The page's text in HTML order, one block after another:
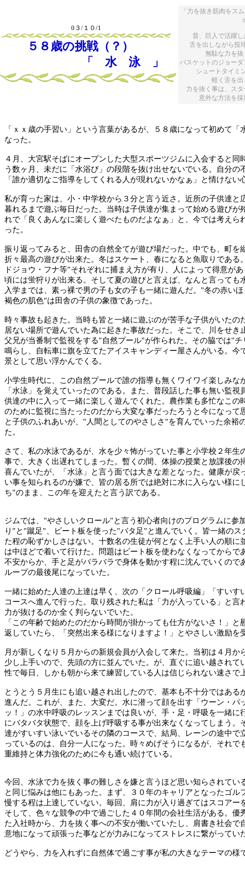
0３/１０/1
５８歳の挑戦（？）
「 水 泳 」
「力を抜き筋肉をス
昔、巨人で活躍し
舌を出しながら投
無駄な力を抜
バスケットのジョー
シュートタイミ
軽く舌を出
力を抜く事は、スタ
意外な方法を採
「ｘｘ歳の手習い」という言葉があるが、５８歳になって初めて「
なった。
４月、大宮駅そばにオープンした大型スポーツジムに入会すると同
う数ヶ月、未だに「水浴び」の段階を抜け出せないでいる。自分の
「誰か適切なご指導をしてくれる人が現れないかなぁ」と情けない
私が育った家は、小・中学校から３分と言う近さ。近所の子供達と
暮れるまで遊ぶ毎日だった。当時は子供達が集まって始める遊びが
れで「良くあんなに楽しく遊べたものだよなぁ」と、今では考えら
った。
振り返ってみると、田舎の自然全てが遊び場だった。中でも、町を
折々最高の遊びが出来た。冬はスケート、春になると魚取りである
ドジョウ・フナ等"それぞれに捕まえ方が有り、人によって得意が
頃には蛍狩りが出来る。そして夏の遊びと言えば、なんと言っても
入学までは、素っ裸で男の子も女の子も一緒に遊んだ。"冬の赤い
褐色の肌色"は田舎の子供の象徴であった。
時々事故も起きた。当時も皆と一緒に遊ぶのが苦手な子供がいたの
居ない場所で遊んでいた為に起きた事故だった。そこで、川をせき
父兄が当番制で監視をする"自然プール"が作られた。その脇では"
鳴らし、自転車に旗を立てたアイスキャンディー屋さんがいる。今
景として思い浮かんでくる。
小学生時代に、この自然プールで誰の指導も無くワイワイ楽しみな
「水泳」を覚えていったのである。また、普段話した事も無い監視
供達の中に入って一緒に楽しく遊んでくれた。農作業も多忙なこの
のために監視に当たったのだから大変な事だったろうと今になって
と子供のふれあいが、"人間としてのやさしさ"を育んでいった余裕
た。
さて、私の水泳であるが、水を少々怖がっていた事と小学校２年生
事で、大きく出遅れてしまった。暫くの間、体操の授業と放課後の
喜んでいたが、「水泳」と言う面では大きな差となった。健康が戻
い事を知られるのが嫌で、皆の居る所では絶対に水に入らない様に
ち"のまま、この年を迎えたと言う訳である。
ジムでは、"やさしいクロール"と言う初心者向けのプログラムに参
り"と"蹴足"、ビート板を使った"バタ足"と進んでいく。皆一緒のス
た程の恥ずかしさはない。十数名の生徒が何となく上手い人の順に
は中ほどで着いて行けた。問題はビート板を使わなくなってからで
不安からか、手と足がバラバラで身体を動かす程に沈んでいくので
ループの最後尾になっていた。
一緒に始めた人達の上達は早く、次の「クロール呼吸編」「すいす
コースへ進んで行った。取り残された私は「力が入っている」と言
力が抜けるのか全く判らないでいた。
「この年齢で始めたのだから時間が掛かっても仕方がないさ！」と
返していたら、「突然出来る様になりますよ！」とやさしい激励を
月が新しくなり５月からの新規会員が入会して来た。当初は４月か
少し上手いので、先頭の方に並んでいた。が、直ぐに追い越されて
性で毎日、しかも朝から来て練習している人は信じられない速さで
とうとう５月生にも追い越され出したので、基本も不十分ではある
進んだ。これが、また、大変だ。水に潜って顔を出す「ウーン・パ
ッ！」の水中呼吸のレッスンまでは良いが、手・足・呼吸を一緒に
にバタバタ状態で、顔を上げ呼吸する事が出来なくなってしまう。
達がすいすい泳いでいるその隣のコースで、結局、レーンの途中で
っているのは、自分一人になった。時々めげそうになるが、それで
重維持と体力強化のために今も通い続けている。
今回、水泳で力を抜く事の難しさを嫌と言うほど思い知らされてい
と同じ悩みは他にもあった。まず、３０年のキャリアとなったゴル
慢する程は上達していない。毎回、肩に力が入り過ぎてはスコアー
そして、色々な競争の中で過ごした４０年間の会社生活がある。優
た入社時から、力を抜く事への不安が働いていたし、肩書き社会で
意地になって頑張った事などが力みになってストレスに繋がってい
どうやら、力を入れずに自然体で過ごす事が私の大きなテーマの様